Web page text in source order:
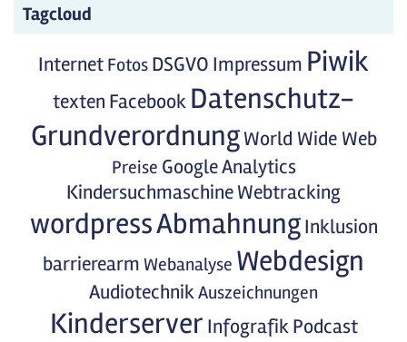
Tagcloud
Internet Fotos DSGVO Impressum Piwik
texten Facebook Datenschutz-
Grundverordnung World Wide Web
Preise Google Analytics
KindersuchmaschineWebtracking
wordpressAbmahnung Inklusion
barrierearm Webanalyse Webdesign
AudiotechnikAuszeichnungen
Kinderserver Infografik Podcast